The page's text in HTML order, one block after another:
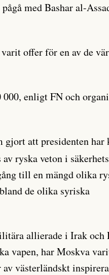
med Bashar al-
offer för en av de
enligt FN och
gjort att presidenten har
ryska veton i
till en mängd olika
de olika syriska
allierade i Irak och
vapen, har Moskva
västerländskt